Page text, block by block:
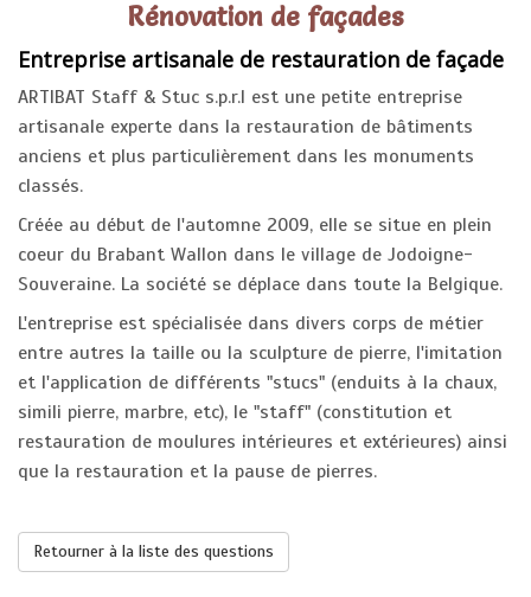
Rénovation de façades
Entreprise artisanale de restauration de façade
ARTIBAT Staff & Stuc s.p.r.l est une petite entreprise
artisanale experte dans la restauration de bâtiments
anciens et plus particulièrement dans les monuments
classés.
Créée au début de l'automne 2009, elle se situe en plein
coeur du Brabant Wallon dans le village de Jodoigne-
Souveraine. La société se déplace dans toute la Belgique.
L'entreprise est spécialisée dans divers corps de métier
entre autres la taille ou la sculpture de pierre, l'imitation
et l'application de différents "stucs" (enduits à la chaux,
simili pierre, marbre, etc), le "staff" (constitution et
restauration de moulures intérieures et extérieures) ainsi
que la restauration et la pause de pierres.
Retourner à la liste des questions